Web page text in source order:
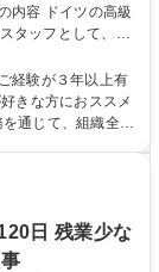
タッフとして、部
働いていただける
宛請求書、支払書
ド・運営・予約業
く
経験が３年以上有
きな方におススメ
がいを感じながら
方■PCの作業に慣
日 残業少な